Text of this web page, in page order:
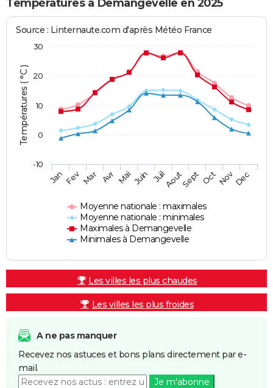
Températures à Demangevelle en 2025
Températures ( °C )
Source : Linternaute.com d'après Météo France
Moyenne nationale : maximales
Moyenne nationale : minimales
Maximales à Demangevelle
Minimales à Demangevelle
JanFev Mar Avr MaiJuin JuilAoutSept OctNovDec
-10
0
10
20
30
Les villes les plus chaudes
Les villes les plus froides
A ne pas manquer
Recevez nos astuces et bons plans directement par e-
mail.
Je m'abonne